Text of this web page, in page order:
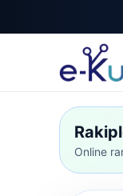
Online